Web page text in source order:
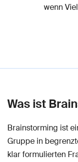
wenn
Was ist
Brainstorming ist
Gruppe in
klar formulierten